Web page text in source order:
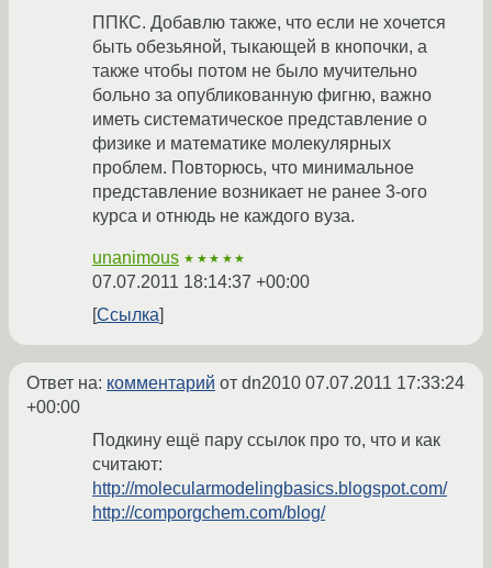
ППКС. Добавлю также, что если не хочется
быть обезьяной, тыкающей в кнопочки, а
также чтобы потом не было мучительно
больно за опубликованную фигню, важно
иметь систематическое представление о
физике и математике молекулярных
проблем. Повторюсь, что минимальное
представление возникает не ранее 3-ого
курса и отнюдь не каждого вуза.
unanimous ★★★★★
07.07.2011 18:14:37 +00:00
Ссылка
Ответ на: комментарий от dn2010 07.07.2011 17:33:24
+00:00
Подкину ещё пару ссылок про то, что и как
считают:
http://molecularmodelingbasics.blogspot.com/
http://comporgchem.com/blog/